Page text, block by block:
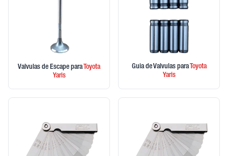
Valvulas de Escape para Toyota
Yaris
Guia de Valvulas para Toyota
Yaris